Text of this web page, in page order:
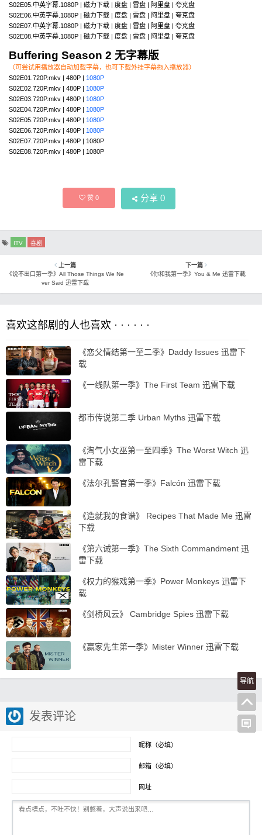
S02E05.中英字幕.1080P | 磁力下载 | 度盘 | 雷盘 | 阿里盘 | 夸克盘
S02E06.中英字幕.1080P | 磁力下载 | 度盘 | 雷盘 | 阿里盘 | 夸克盘
S02E07.中英字幕.1080P | 磁力下载 | 度盘 | 雷盘 | 阿里盘 | 夸克盘
S02E08.中英字幕.1080P | 磁力下载 | 度盘 | 雷盘 | 阿里盘 | 夸克盘
Buffering Season 2 无字幕版
（可尝试用播放器自动加载字幕，也可下载外挂字幕拖入播放器）
S02E01.720P.mkv | 480P | 1080P
S02E02.720P.mkv | 480P | 1080P
S02E03.720P.mkv | 480P | 1080P
S02E04.720P.mkv | 480P | 1080P
S02E05.720P.mkv | 480P | 1080P
S02E06.720P.mkv | 480P | 1080P
S02E07.720P.mkv | 480P | 1080P
S02E08.720P.mkv | 480P | 1080P
赞0 分享 0
ITV 喜剧
上一篇
《说不出口第一季》All Those Things We Ne
ver Said 迅雷下载
下一篇
《你和我第一季》You & Me 迅雷下载
喜欢这部剧的人也喜欢 · · · · · ·
《恋父情结第一至二季》Daddy Issues 迅雷下
载
《一线队第一季》The First Team 迅雷下载
都市传说第二季 Urban Myths 迅雷下载
《淘气小女巫第一至四季》The Worst Witch 迅
雷下载
《法尔孔警官第一季》Falcón 迅雷下载
《造就我的食谱》 Recipes That Made Me 迅雷
下载
《第六诫第一季》The Sixth Commandment 迅
雷下载
《权力的猴戏第一季》Power Monkeys 迅雷下
载
《剑桥风云》 Cambridge Spies 迅雷下载
《赢家先生第一季》Mister Winner 迅雷下载
发表评论
昵称（必填）
邮箱（必填）
网址
导航